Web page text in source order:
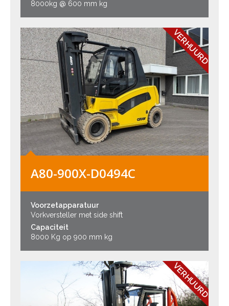
8000kg @ 600 mm kg
VERHUURD
A80-900X-D0494C
Voorzetapparatuur
Vorkversteller met side shift
Capaciteit
8000 Kg op 900 mm kg
VERHUURD